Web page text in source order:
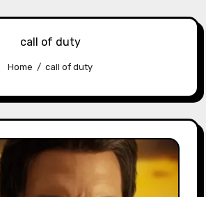
call of duty
Home call of duty